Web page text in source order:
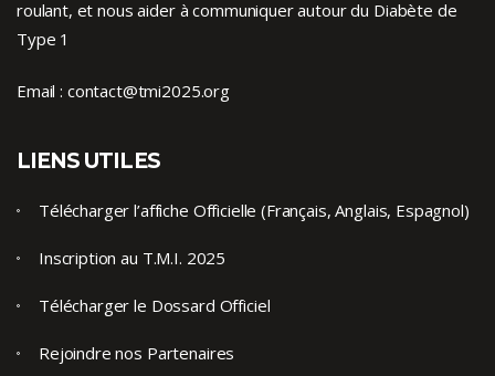
roulant, et nous aider à communiquer autour du Diabète de
Type 1
Email : contact@tmi2025.org
LIENS UTILES
Télécharger l’affiche Officielle (Français, Anglais, Espagnol)
Inscription au T.M.I. 2025
Télécharger le Dossard Officiel
Rejoindre nos Partenaires